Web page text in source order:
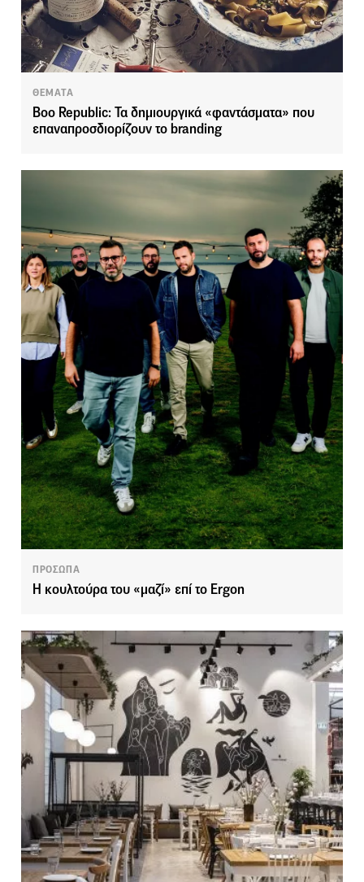
ΘΕΜΑΤΑ
Boo Republic: Τα δημιουργικά «φαντάσματα» που
επαναπροσδιορίζουν το branding
ΠΡΟΣΩΠΑ
Η κουλτούρα του «μαζί» επί το Ergon